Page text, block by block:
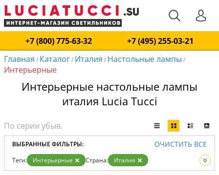
+7 (800) 775-63-32
+7 (495) 255-03-21
Главная / Каталог/ Италия / Настольные лампы /
Интерьерные
Интерьерные настольные лампы
италия Lucia Tucci
ВЫБРАННЫЕ ФИЛЬТРЫ: ОЧИСТИТЬ ВСЕ
Теги: Интерьерные Страна:
Италия
Вид:
Настольные лампы